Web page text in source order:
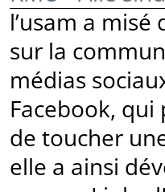
l’usam a
sur la
médias
Facebook,
de toucher
elle a ainsi